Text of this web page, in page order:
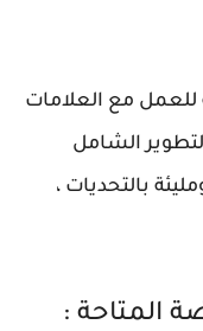
للعمل مع العلامات
الشامل
بالتحديات ،
المتاحة :